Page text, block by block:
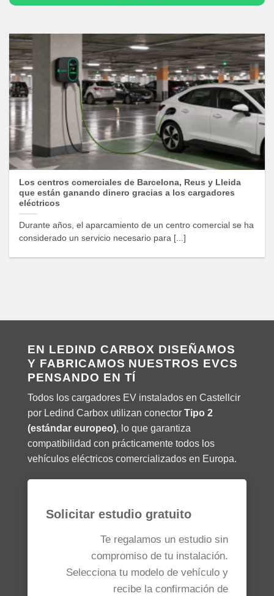
Los centros comerciales de Barcelona, Reus y Lleida
que están ganando dinero gracias a los cargadores
eléctricos
Durante años, el aparcamiento de un centro comercial se ha
considerado un servicio necesario para [...]
EN LEDIND CARBOX DISEÑAMOS
Y FABRICAMOS NUESTROS EVCS
PENSANDO EN TÍ
Todos los cargadores EV instalados en Castellcir
por Ledind Carbox utilizan conector Tipo 2
(estándar europeo), lo que garantiza
compatibilidad con prácticamente todos los
vehículos eléctricos comercializados en Europa.
Solicitar estudio gratuito
Te regalamos un estudio sin
compromiso de tu instalación.
Selecciona tu modelo de vehículo y
recibe la confirmación de